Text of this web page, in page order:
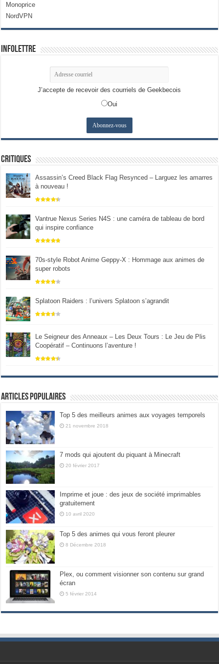
Monoprice
NordVPN
Infolettre
J’accepte de recevoir des courriels de Geekbecois
Oui
Critiques
Assassin’s Creed Black Flag Resynced – Larguez les amarres
à nouveau !
Vantrue Nexus Series N4S : une caméra de tableau de bord
qui inspire confiance
70s-style Robot Anime Geppy-X : Hommage aux animes de
super robots
Splatoon Raiders : l’univers Splatoon s’agrandit
Le Seigneur des Anneaux – Les Deux Tours : Le Jeu de Plis
Coopératif – Continuons l’aventure !
Articles populaires
Top 5 des meilleurs animes aux voyages temporels
21 novembre 2018
7 mods qui ajoutent du piquant à Minecraft
20 février 2017
Imprime et joue : des jeux de société imprimables
gratuitement
10 avril 2020
Top 5 des animes qui vous feront pleurer
8 Décembre 2018
Plex, ou comment visionner son contenu sur grand
écran
5 février 2014